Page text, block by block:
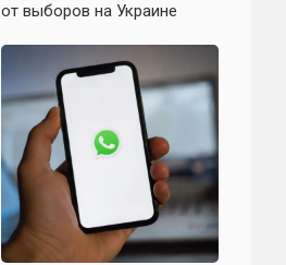
от выборов на Украине